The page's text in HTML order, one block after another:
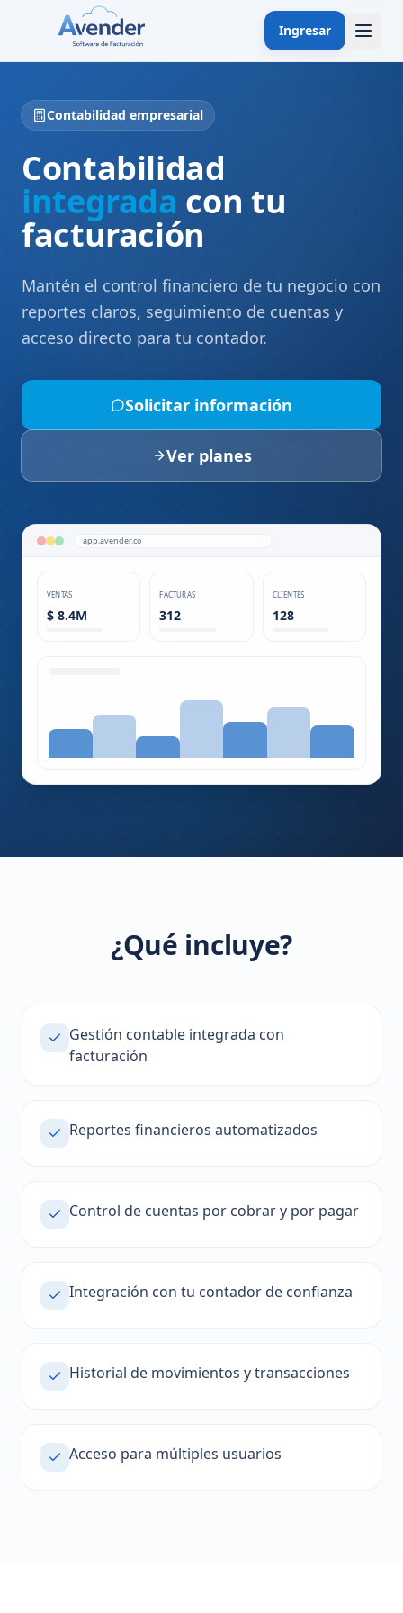
Ingresar
Contabilidad empresarial
Contabilidad
integrada con tu
facturación
Mantén el control financiero de tu negocio con
reportes claros, seguimiento de cuentas y
acceso directo para tu contador.
Solicitar información
Ver planes
app.avender.co
VENTAS
$ 8.4M
FACTURAS
312
CLIENTES
128
¿Qué incluye?
Gestión contable integrada con
facturación
Reportes financieros automatizados
Control de cuentas por cobrar y por pagar
Integración con tu contador de confianza
Historial de movimientos y transacciones
Acceso para múltiples usuarios